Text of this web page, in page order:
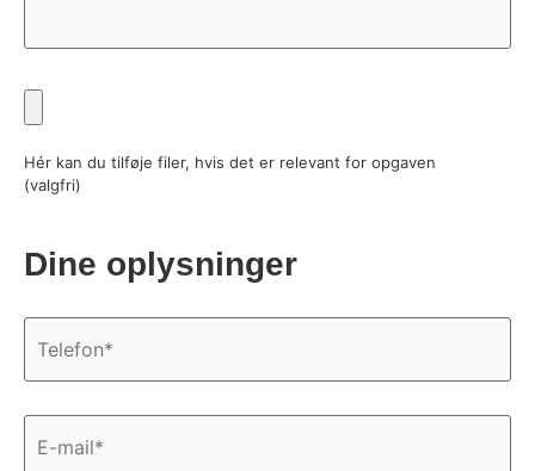
Fil
Hér kan du tilføje filer, hvis det er relevant for opgaven
(valgfri)
Dine oplysninger
Telefon *
E-
mail